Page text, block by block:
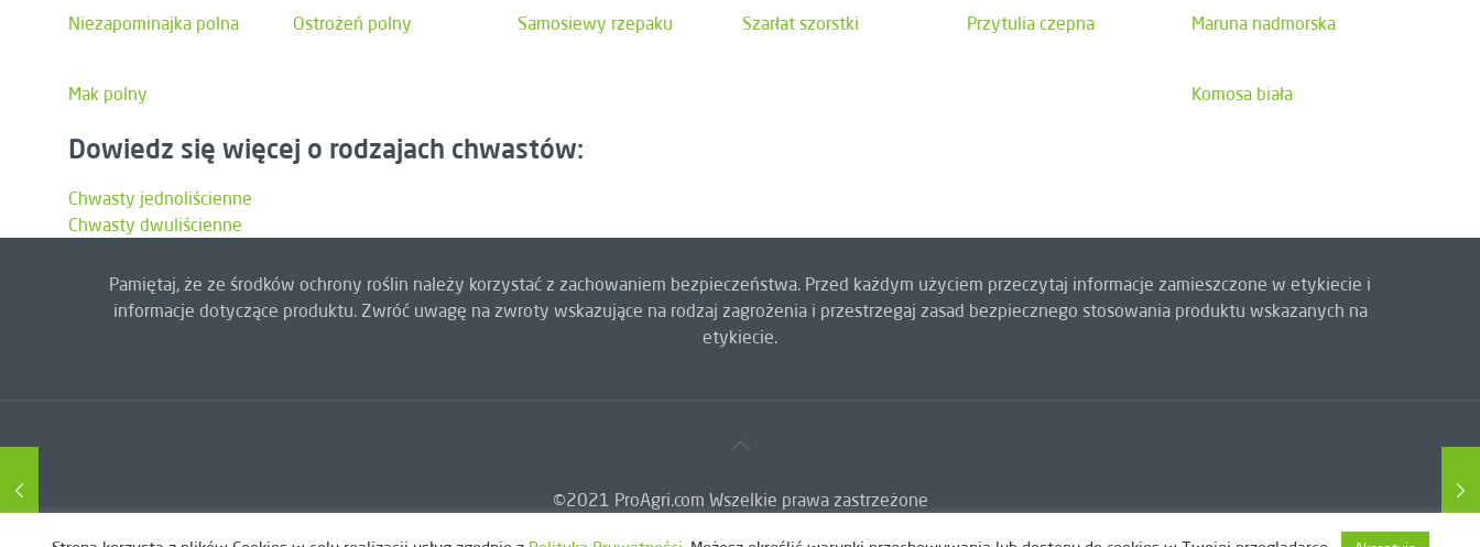
Niezapominajka polna Ostrożeń polny Samosiewy rzepaku Szarłat szorstki Przytulia czepna Maruna nadmorska
Mak polny Komosa biała
Dowiedz się więcej o rodzajach chwastów:
Chwasty jednoliścienne
Chwasty dwuliścienne
Pamiętaj, że ze środków ochrony roślin należy korzystać z zachowaniem bezpieczeństwa. Przed każdym użyciem przeczytaj informacje zamieszczone w etykiecie i
informacje dotyczące produktu. Zwróć uwagę na zwroty wskazujące na rodzaj zagrożenia i przestrzegaj zasad bezpiecznego stosowania produktu wskazanych na
etykiecie.
©2021 ProAgri.com Wszelkie prawa zastrzeżone